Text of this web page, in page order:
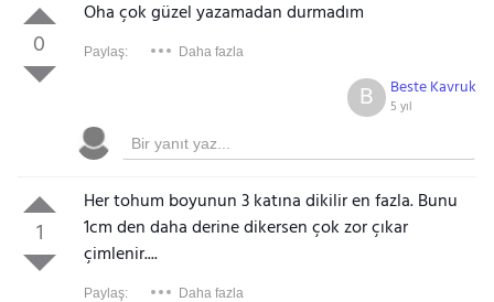
0
Oha çok güzel yazamadan durmadım
Paylaş: Daha fazla
Beste Kavruk
5 yıl
B
1
Her tohum boyunun 3 katına dikilir en fazla. Bunu
1cm den daha derine dikersen çok zor çıkar
çimlenir....
Paylaş: Daha fazla